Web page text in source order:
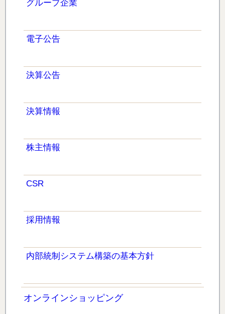
グループ企業
電子公告
決算公告
決算情報
株主情報
CSR
採用情報
内部統制システム構築の基本方針
オンラインショッピング